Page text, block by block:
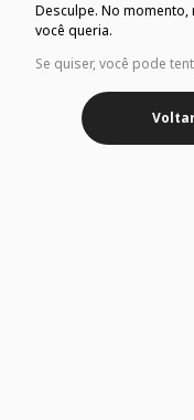
Desculpe. No
você queria.
Se quiser, você pode